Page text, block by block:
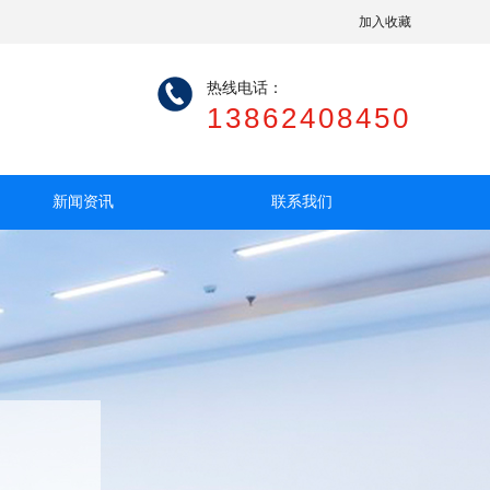
加入收藏
热线电话：
13862408450
新闻资讯 联系我们